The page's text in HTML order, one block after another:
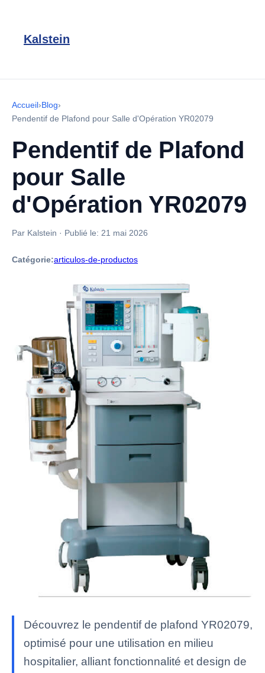
Kalstein
Accueil›Blog›
Pendentif de Plafond pour Salle d'Opération YR02079
Pendentif de Plafond
pour Salle
d'Opération YR02079
Par Kalstein · Publié le: 21 mai 2026
Catégorie:articulos-de-productos
Découvrez le pendentif de plafond YR02079,
optimisé pour une utilisation en milieu
hospitalier, alliant fonctionnalité et design de